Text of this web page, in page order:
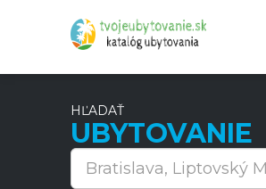
HĽADAŤ
UBYTOVANIE